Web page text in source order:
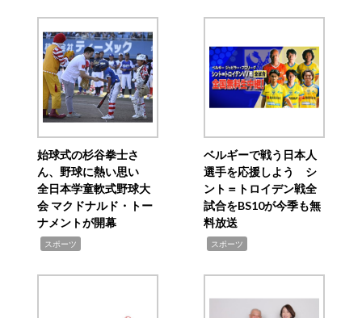
始球式の杉谷拳士さ
ん、野球に熱い思い
全日本学童軟式野球大
会 マクドナルド・トー
ナメントが開幕
スポーツ
ベルギーで戦う日本人
選手を応援しよう シ
ント＝トロイデン戦全
試合をBS10が今季も無
料放送
スポーツ